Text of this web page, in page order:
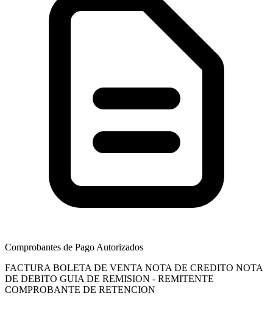
Comprobantes de Pago Autorizados
FACTURA BOLETA DE VENTA NOTA DE CREDITO NOTA
DE DEBITO GUIA DE REMISION - REMITENTE
COMPROBANTE DE RETENCION